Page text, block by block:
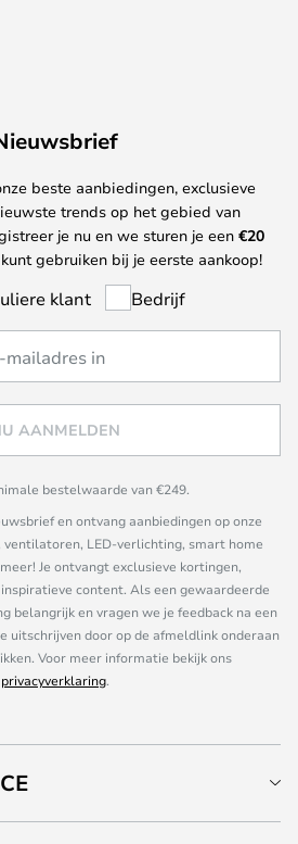
beste aanbiedingen, exclusieve
trends op het gebied van
je nu en we sturen je een €20
gebruiken bij je eerste aankoop!
klant Bedrijf
AANMELDEN
bestelwaarde van €249.
en ontvang aanbiedingen op onze
ventilatoren, LED-verlichting, smart home
Je ontvangt exclusieve kortingen,
content. Als een gewaardeerde
belangrijk en vragen we je feedback na een
uitschrijven door op de afmeldlink onderaan
Voor meer informatie bekijk ons
privacyverklaring.